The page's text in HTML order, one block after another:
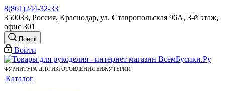
8(861)244-32-33
350033, Россия, Краснодар, ул. Ставропольская 96А, 3-й этаж,
офис 301
Поиск
Войти
ФУРНИТУРА ДЛЯ ИЗГОТОВЛЕНИЯ БИЖУТЕРИИ
Каталог